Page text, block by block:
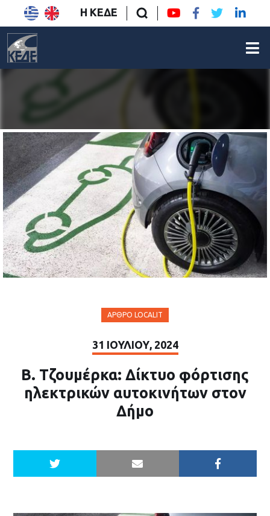
Η ΚΕΔΕ
ΆΡΘΡΟ LOCALIT
31 ΙΟΥΛΊΟΥ, 2024
Β. Τζουμέρκα: Δίκτυο φόρτισης
ηλεκτρικών αυτοκινήτων στον
Δήμο